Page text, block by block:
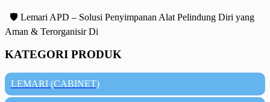
🛡️ Lemari APD – Solusi Penyimpanan Alat Pelindung Diri yang
Aman & Terorganisir Di
KATEGORI PRODUK
LEMARI (CABINET)